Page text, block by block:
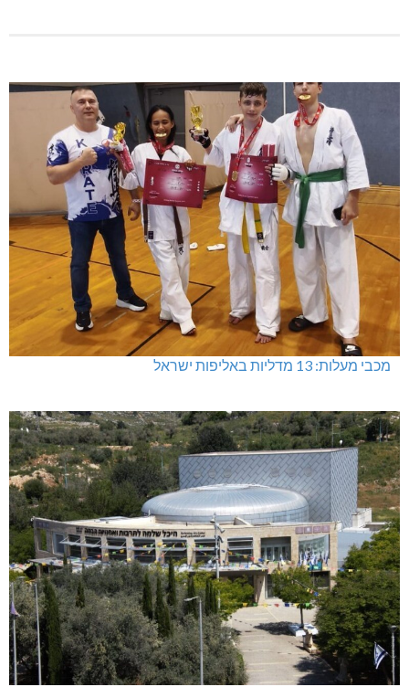
מכבי מעלות: 13 מדליות באליפות ישראל